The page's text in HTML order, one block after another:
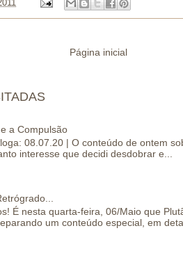
Página inicial
a Compulsão
08.07.20 | O conteúdo de ontem
interesse que decidi desdobrar e...
É nesta quarta-feira, 06/Maio que
um conteúdo especial, em